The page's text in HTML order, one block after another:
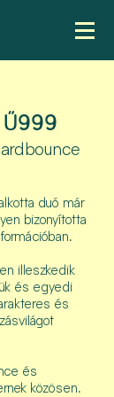
Ű999
duó már
bizonyította
illeszkedik
és egyedi
és
és
közösen.